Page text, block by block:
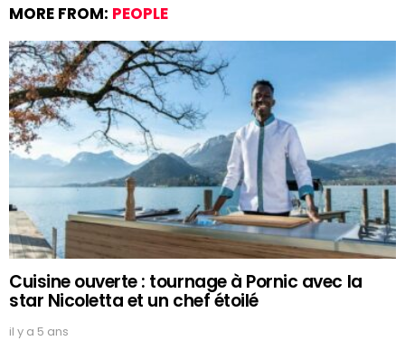
MORE FROM: PEOPLE
Cuisine ouverte : tournage à Pornic avec la
star Nicoletta et un chef étoilé
il y a 5 ans